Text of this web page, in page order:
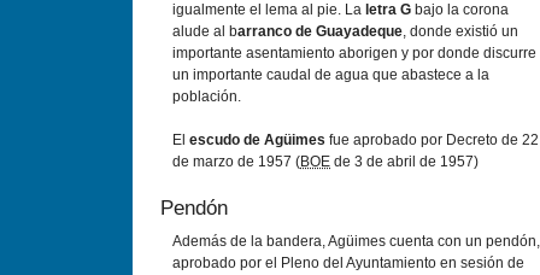
igualmente el lema al pie. La letra G bajo la corona
alude al barranco de Guayadeque, donde existió un
importante asentamiento aborigen y por donde discurre
un importante caudal de agua que abastece a la
población.
El escudo de Agüimes fue aprobado por Decreto de 22
de marzo de 1957 (BOE de 3 de abril de 1957)
Pendón
Además de la bandera, Agüimes cuenta con un pendón,
aprobado por el Pleno del Ayuntamiento en sesión de